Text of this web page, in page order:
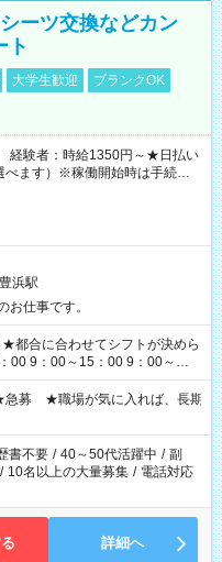
ーツ交換などカン
ト
大学生歓迎
ブランクOK
経験者：時給1350円～★日払い
ます）※稼働開始時は手続き完
豊浜駅
仕事です。
00 9：00～15：00 9：00～
内できません ※法令に基づき、
加入対象となります ※労働者
により、短時間・短期間の就
ます
募 ★職場が気に入れば、長期
書不要 / 40～50代活躍中 / 副
/ 10名以上の大量募集 / 電話対応
詳細へ